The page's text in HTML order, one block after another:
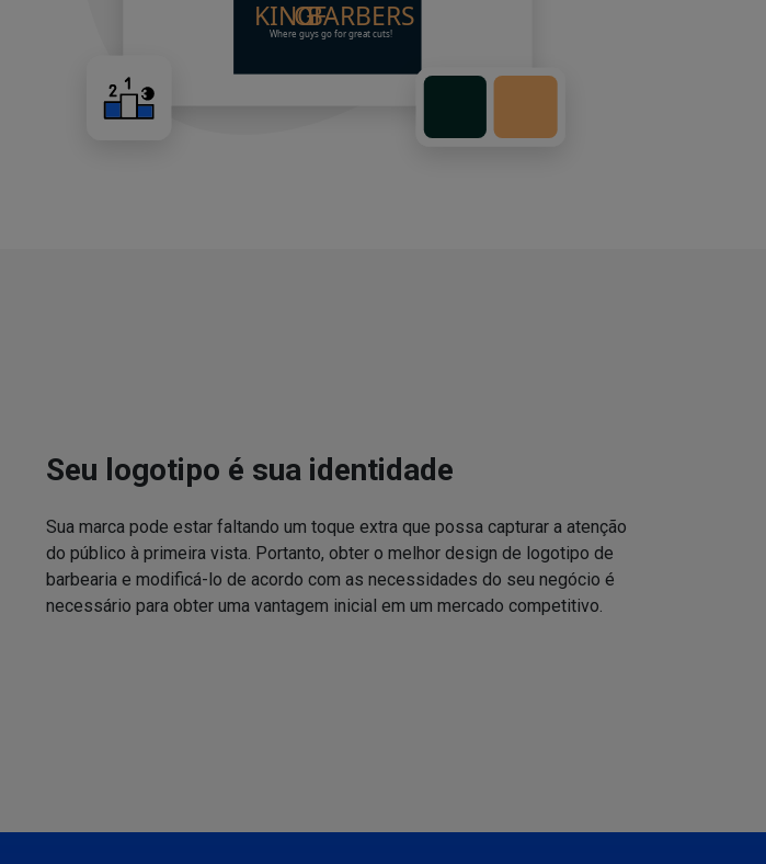
Seu logotipo é sua identidade
Sua marca pode estar faltando um toque extra que possa capturar a atenção
do público à primeira vista. Portanto, obter o melhor design de logotipo de
barbearia e modificá-lo de acordo com as necessidades do seu negócio é
necessário para obter uma vantagem inicial em um mercado competitivo.